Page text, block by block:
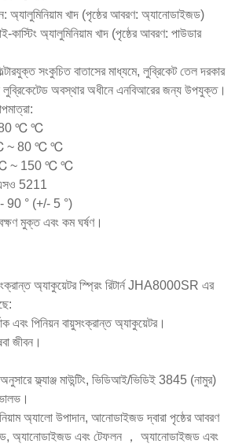
অ্যালুমিনিয়াম খাদ (পৃষ্ঠের আবরণ: অ্যানোডাইজড)
কাস্টিং অ্যালুমিনিয়াম খাদ (পৃষ্ঠের আবরণ: পাউডার
সংকুচিত বাতাসের মাধ্যমে, লুব্রিকেট তেল দরকার
অবস্থার অধীনে এনবিআরের জন্য উপযুক্ত।
80 ℃ ℃
℃ ~ 80 ℃ ℃
℃ ~ 150 ℃ ℃
5211
- 90 ° (+/- 5 °)
মুক্ত এবং কম ঘর্ষণ।
অ্যাকুয়েটর স্প্রিং রিটার্ন JHA8000SR এর
এবং পিনিয়ন বায়ুসংক্রান্ত অ্যাকুয়েটর।
জীবন।
ফ্ল্যাঞ্জ মাউন্টিং, ভিডিআই/ভিডিই 3845 (নামুর)
ভালভ।
অ্যালো উপাদান, আনোডাইজড দ্বারা পৃষ্ঠের আবরণ
অ্যানোডাইজড এবং টেফলন ， অ্যানোডাইজড এবং